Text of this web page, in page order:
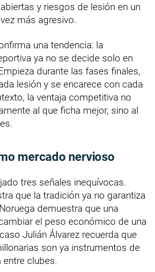
y riesgos de lesión en un
más agresivo.
una tendencia: la
ya no se decide solo en
durante las fases finales,
lesión y se encarece con cada
la ventaja competitiva no
al que ficha mejor, sino al
mercado nervioso
tres señales inequívocas.
que la tradición ya no garantiza
demuestra que una
el peso económico de una
Julián Álvarez recuerda que
son ya instrumentos de
clubes.